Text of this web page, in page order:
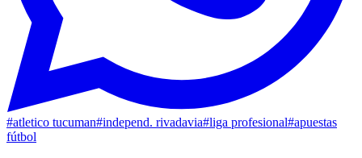
#atletico tucuman#independ. rivadavia#liga profesional#apuestas
fútbol